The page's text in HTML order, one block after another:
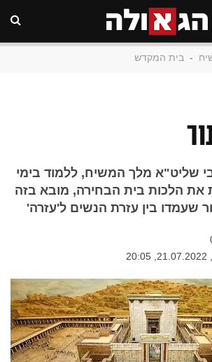
- בית המקדש
שליט"א מלך המשיח, ללמוד בימי
את הלכות בית הבחירה, מובא בזה
שעמדו בין עזרת הנשים ל'עזרה'